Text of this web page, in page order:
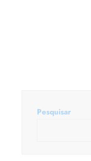
Pesquisar